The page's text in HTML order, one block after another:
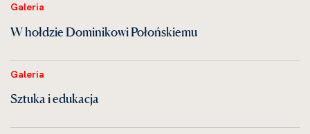
Galeria
W hołdzie Dominikowi Połońskiemu
Galeria
Sztuka i edukacja